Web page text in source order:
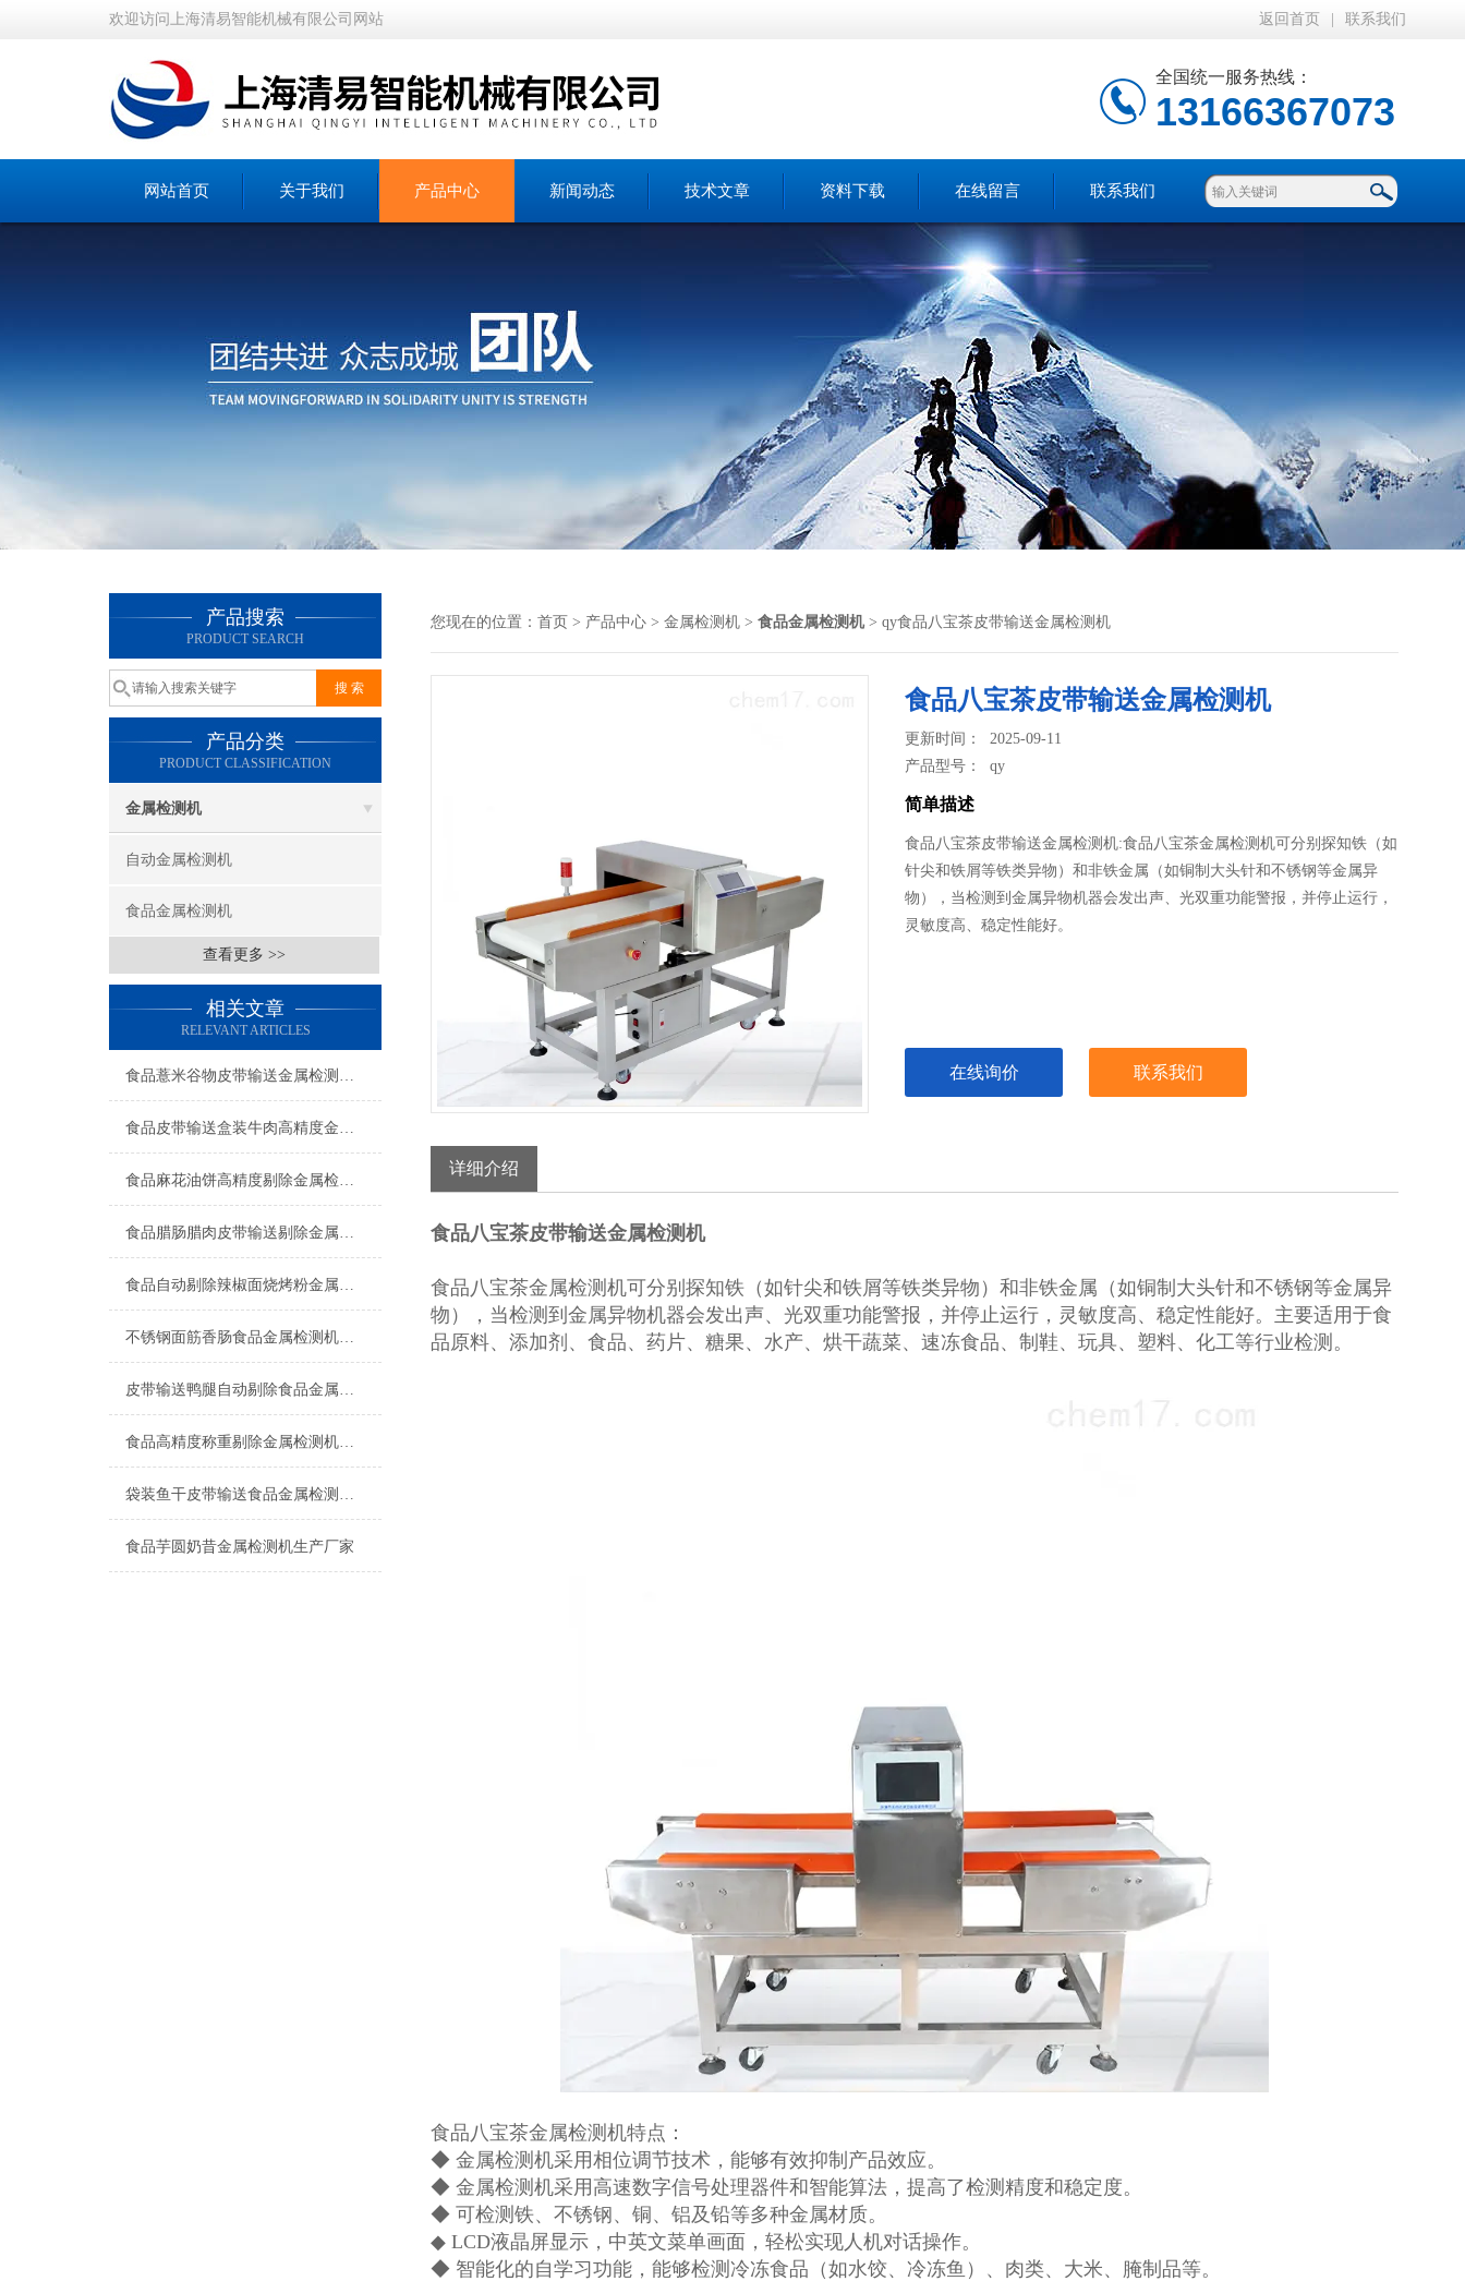
欢迎访问上海清易智能机械有限公司网站 返回首页 联系我们
全国统一服务热线：
13166367073
网站首页 关于我们 产品中心 新闻动态 技术文章 资料下载 在线留言 联系我们
产品搜索
PRODUCT SEARCH
产品分类
PRODUCT CLASSIFICATION
金属检测机
自动金属检测机
食品金属检测机
查看更多 >>
相关文章
RELEVANT ARTICLES
食品薏米谷物皮带输送金属检测机工厂生产
食品皮带输送盒装牛肉高精度金属检测机操作简单
食品麻花油饼高精度剔除金属检测机厂家
食品腊肠腊肉皮带输送剔除金属检测机简介
食品自动剔除辣椒面烧烤粉金属检测机产品简介
不锈钢面筋香肠食品金属检测机生产商
皮带输送鸭腿自动剔除食品金属检测机产品简介
食品高精度称重剔除金属检测机上海厂家
袋装鱼干皮带输送食品金属检测机产品介绍
食品芋圆奶昔金属检测机生产厂家
您现在的位置： 首页 > 产品中心 > 金属检测机 > 食品金属检测机> qy食品八宝茶皮带输送金属检测机
食品八宝茶皮带输送金属检测机
更新时间： 2025-09-11
产品型号：qy
简单描述
食品八宝茶皮带输送金属检测机:食品八宝茶金属检测机​可分别探知铁（如
针尖和铁屑等铁类异物）和非铁金属（如铜制大头针和不锈钢等金属异
物），当检测到金属异物机器会发出声、光双重功能警报，并停止运行，
灵敏度高、稳定性能好。
在线询价 联系我们
详细介绍
食品八宝茶皮带输送金属检测机
食品八宝茶金属检测机可分别探知铁（如针尖和铁屑等铁类异物）和非铁金属（如铜制大头针和不锈钢等金属异
物），当检测到金属异物机器会发出声、光双重功能警报，并停止运行，灵敏度高、稳定性能好。主要适用于食
品原料、添加剂、食品、药片、糖果、水产、烘干蔬菜、速冻食品、制鞋、玩具、塑料、化工等行业检测。
食品八宝茶金属检测机特点：
◆ 金属检测机采用相位调节技术，能够有效抑制产品效应。
◆ 金属检测机采用高速数字信号处理器件和智能算法，提高了检测精度和稳定度。
◆ 可检测铁、不锈钢、铜、铝及铅等多种金属材质。
◆ LCD液晶屏显示，中英文菜单画面，轻松实现人机对话操作。
◆ 智能化的自学习功能，能够检测冷冻食品（如水饺、冷冻鱼）、肉类、大米、腌制品等。